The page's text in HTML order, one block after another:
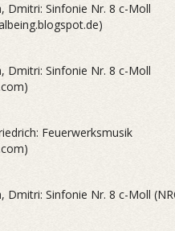
Dmitri: Sinfonie Nr. 8 c-Moll
Dmitri: Sinfonie Nr. 8 c-Moll
Feuerwerksmusik
Dmitri: Sinfonie Nr. 8 c-Moll